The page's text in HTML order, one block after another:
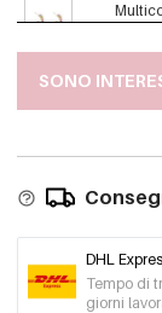
SONO
DHL
Tempo di
giorni